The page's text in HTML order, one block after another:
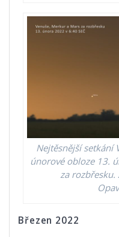
Nejtěsnější setkání
únorové obloze 13.
za rozbřesku.
Březen 2022